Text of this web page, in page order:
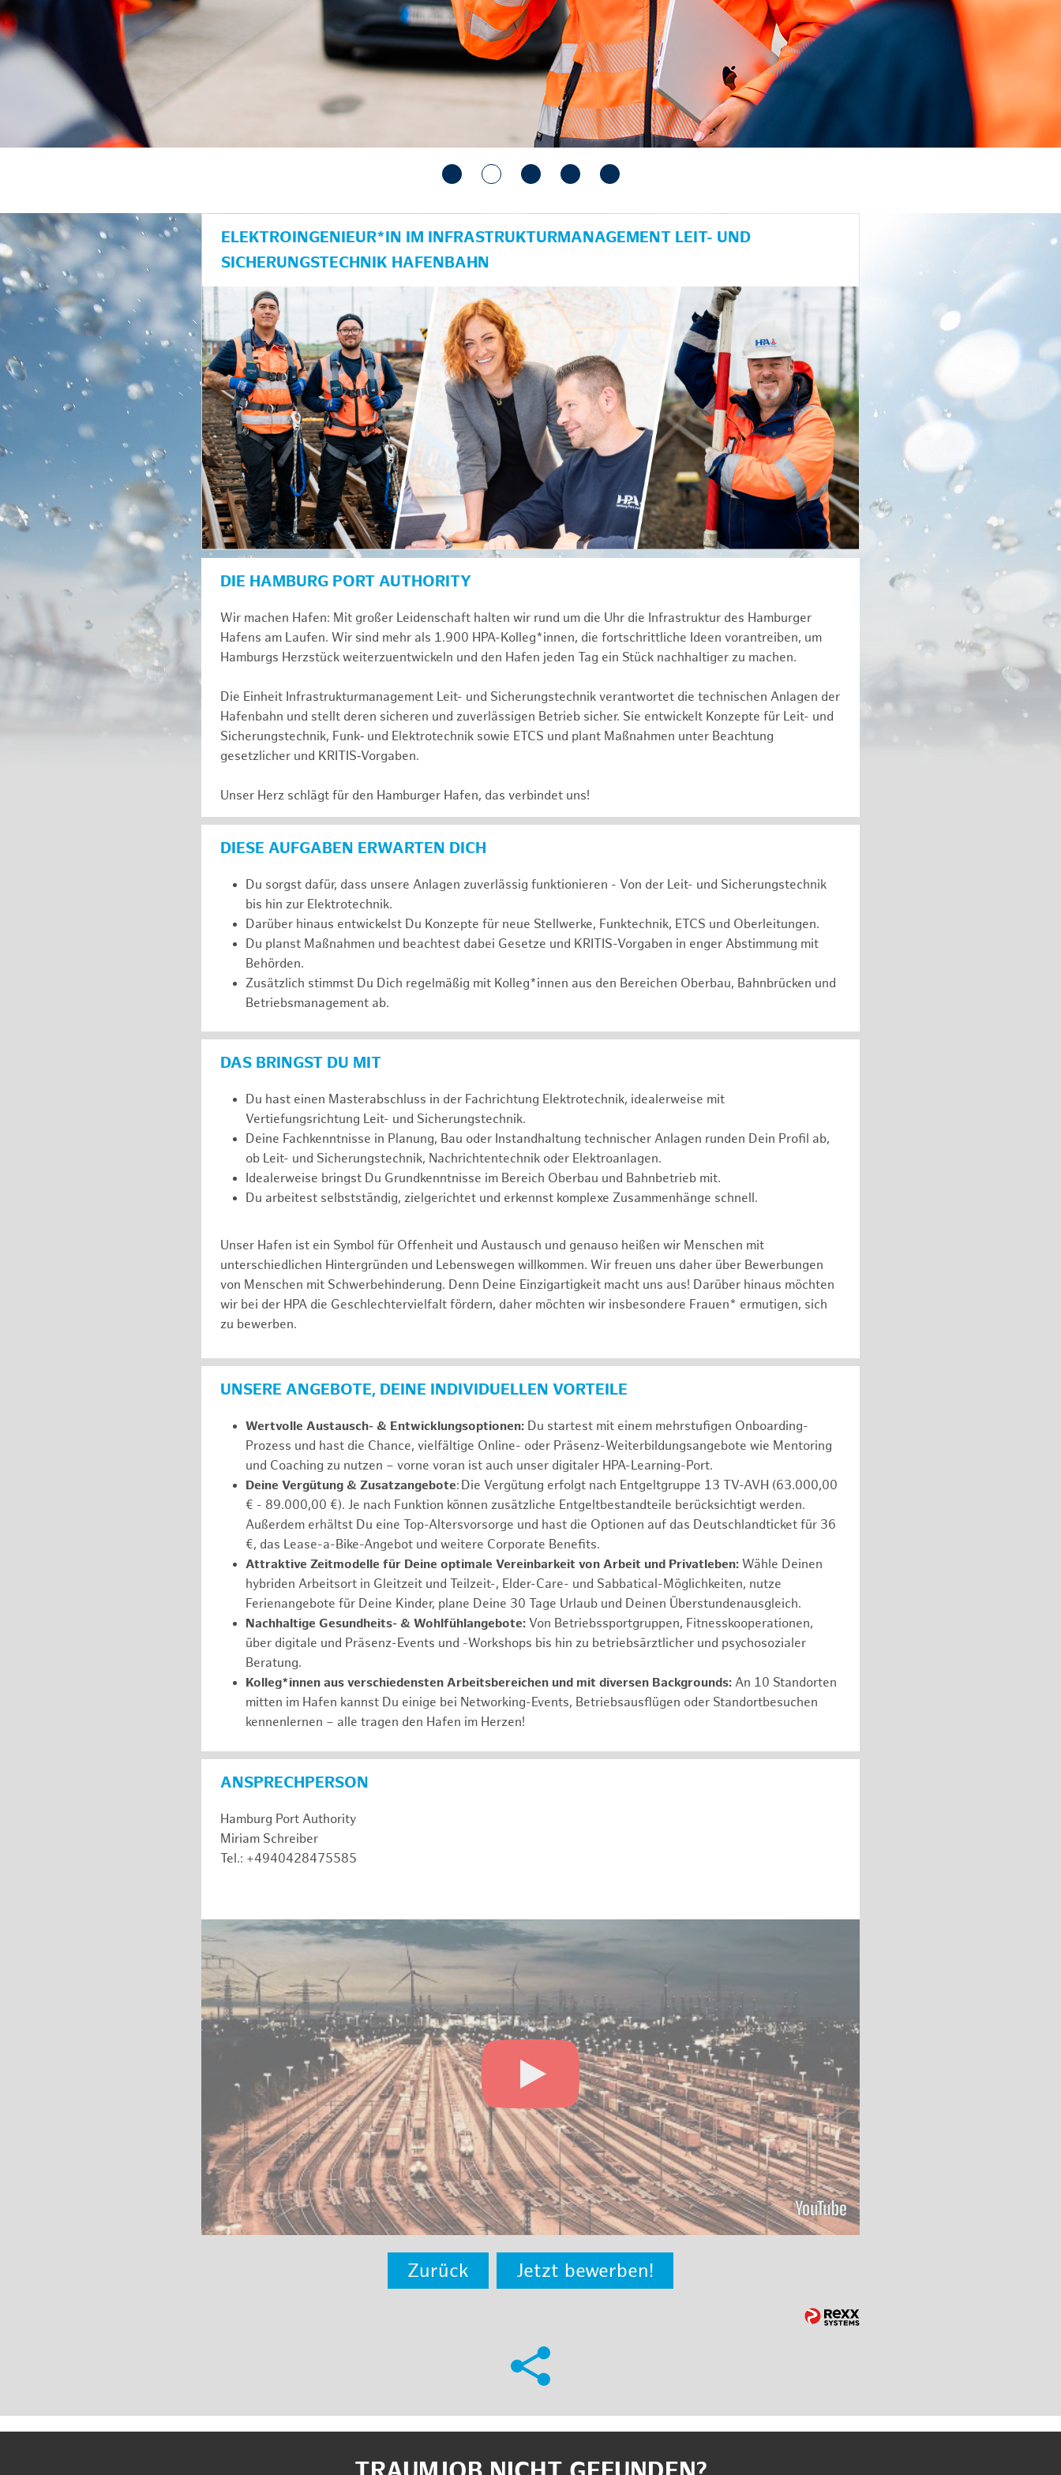
anzeigen/schließen
ELEKTROINGENIEUR*IN IM INFRASTRUKTURMANAGEMENT LEIT- UND
SICHERUNGSTECHNIK HAFENBAHN
DIE HAMBURG PORT AUTHORITY
Wir machen Hafen: Mit großer Leidenschaft halten wir rund um die Uhr die Infrastruktur des Hamburger
Hafens am Laufen. Wir sind mehr als 1.900 HPA-Kolleg*innen, die fortschrittliche Ideen vorantreiben, um
Hamburgs Herzstück weiterzuentwickeln und den Hafen jeden Tag ein Stück nachhaltiger zu machen.
Die Einheit Infrastrukturmanagement Leit- und Sicherungstechnik verantwortet die technischen Anlagen der
Hafenbahn und stellt deren sicheren und zuverlässigen Betrieb sicher. Sie entwickelt Konzepte für Leit- und
Sicherungstechnik, Funk‑ und Elektrotechnik sowie ETCS und plant Maßnahmen unter Beachtung
gesetzlicher und KRITIS‑Vorgaben.
Unser Herz schlägt für den Hamburger Hafen, das verbindet uns!
DIESE AUFGABEN ERWARTEN DICH
Du sorgst dafür, dass unsere Anlagen zuverlässig funktionieren - Von der Leit- und Sicherungstechnik
bis hin zur Elektrotechnik.
Darüber hinaus entwickelst Du Konzepte für neue Stellwerke, Funktechnik, ETCS und Oberleitungen.
Du planst Maßnahmen und beachtest dabei Gesetze und KRITIS-Vorgaben in enger Abstimmung mit
Behörden.
Zusätzlich stimmst Du Dich regelmäßig mit Kolleg*innen aus den Bereichen Oberbau, Bahnbrücken und
Betriebsmanagement ab.
DAS BRINGST DU MIT
Du hast einen Masterabschluss in der Fachrichtung Elektrotechnik, idealerweise mit
Vertiefungsrichtung Leit- und Sicherungstechnik.
Deine Fachkenntnisse in Planung, Bau oder Instandhaltung technischer Anlagen runden Dein Profil ab,
ob Leit- und Sicherungstechnik, Nachrichtentechnik oder Elektroanlagen.
Idealerweise bringst Du Grundkenntnisse im Bereich Oberbau und Bahnbetrieb mit.
Du arbeitest selbstständig, zielgerichtet und erkennst komplexe Zusammenhänge schnell.
Unser Hafen ist ein Symbol für Offenheit und Austausch und genauso heißen wir Menschen mit
unterschiedlichen Hintergründen und Lebenswegen willkommen. Wir freuen uns daher über Bewerbungen
von Menschen mit Schwerbehinderung. Denn Deine Einzigartigkeit macht uns aus! Darüber hinaus möchten
wir bei der HPA die Geschlechtervielfalt fördern, daher möchten wir insbesondere Frauen* ermutigen, sich
zu bewerben.
UNSERE ANGEBOTE, DEINE INDIVIDUELLEN VORTEILE
Wertvolle Austausch- & Entwicklungsoptionen: Du startest mit einem mehrstufigen Onboarding-
Prozess und hast die Chance, vielfältige Online- oder Präsenz-Weiterbildungsangebote wie Mentoring
und Coaching zu nutzen – vorne voran ist auch unser digitaler HPA-Learning-Port.
Deine Vergütung & Zusatzangebote: Die Vergütung erfolgt nach Entgeltgruppe 13 TV-AVH (63.000,00
€ - 89.000,00 €). Je nach Funktion können zusätzliche Entgeltbestandteile berücksichtigt werden.
Außerdem erhältst Du eine Top-Altersvorsorge und hast die Optionen auf das Deutschlandticket für 36
€, das Lease-a-Bike-Angebot und weitere Corporate Benefits.
Attraktive Zeitmodelle für Deine optimale Vereinbarkeit von Arbeit und Privatleben: Wähle Deinen
hybriden Arbeitsort in Gleitzeit und Teilzeit-, Elder-Care- und Sabbatical-Möglichkeiten, nutze
Ferienangebote für Deine Kinder, plane Deine 30 Tage Urlaub und Deinen Überstundenausgleich.
Nachhaltige Gesundheits- & Wohlfühlangebote: Von Betriebssportgruppen, Fitnesskooperationen,
über digitale und Präsenz-Events und -Workshops bis hin zu betriebsärztlicher und psychosozialer
Beratung.
Kolleg*innen aus verschiedensten Arbeitsbereichen und mit diversen Backgrounds: An 10 Standorten
mitten im Hafen kannst Du einige bei Networking-Events, Betriebsausflügen oder Standortbesuchen
kennenlernen – alle tragen den Hafen im Herzen!
ANSPRECHPERSON
Hamburg Port Authority
Miriam Schreiber
Tel.: +4940428475585
Zurück Jetzt bewerben!